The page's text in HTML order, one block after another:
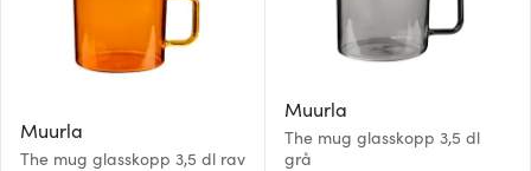
Muurla
The mug glasskopp 3,5 dl rav
Muurla
The mug glasskopp 3,5 dl
grå